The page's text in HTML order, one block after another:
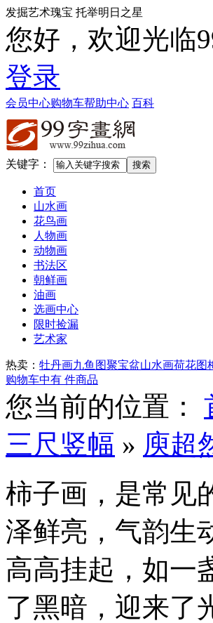
发掘艺术瑰宝 托举明日之星
您好，欢迎光临
登录
会员中心购物车帮助中心 百科
关键字：
首页
山水画
花鸟画
人物画
动物画
书法区
朝鲜画
油画
选画中心
限时捡漏
艺术家
热卖： 牡丹画九鱼图聚宝盆山水画荷花图
购物车中有 件商品
您当前的位置：
三尺竖幅 » 庾超
柿子画，是常见
泽鲜亮，气韵生
高高挂起，如一
了黑暗，迎来了